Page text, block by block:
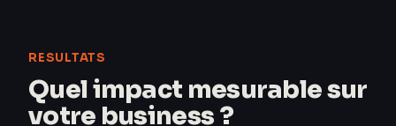
RESULTATS
Quel impact mesurable sur
votre business ?